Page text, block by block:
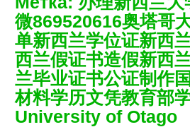
微869520616奥塔哥
单新西兰学位证新西
西兰假证书造假新西
兰毕业证书公证制作
材料学历文凭教育部
University of Otago